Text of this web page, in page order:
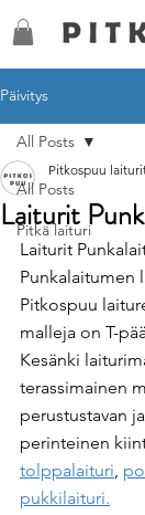
Päivitys
All Posts
Pitkä laituri
All Posts
Laiturit
Pitkospuu
Laiturit
Punkalaitumen
Pitkospuu
malleja on T-
Kesänki
terassimainen
perustustavan
perinteinen
tolppalaituri,
pukkilaituri.